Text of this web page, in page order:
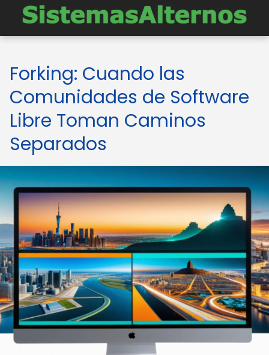
Forking: Cuando las
Comunidades de Software
Libre Toman Caminos
Separados